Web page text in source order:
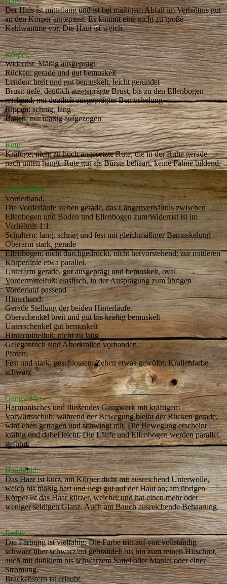
Der Hals ist mittellang und ist bei mäßigem Abfall im Verhältnis gut
an den Körper angepasst. Es kommt eine nicht zu große
Kehlwamme vor. Die Haut ist weich.
Körper:
Widerrist: Mäßig ausgeprägt
Rücken: gerade und gut bemuskelt
Lenden: breit und gut bemuskelt, leicht gerundet
Brust: tiefe, deutlich ausgeprägte Brust, bis zu den Ellenbogen
reichend, mit deutlich ausgeprägter Bemuskelung
Rippen: schräg, lang
Bauch: nur mäßig aufgezogen
Rute:
Kräftige, nicht zu hoch angesetzte Rute, die in der Ruhe gerade
nach unten hängt. Rute gut als Bürste behaart, keine Fahne bildend.
Gliedmaßen:
Vorderhand:
Die Vorderläufe stehen gerade, das Längenverhältnis zwischen
Ellenbogen und Boden und Ellenbogen zum Widerrist ist im
Verhältnis 1:1.
Schultern: lang, schräg und fest mit gleichmäßiger Bemuskelung
Oberarm stark, gerade
Ellenbogen: nicht durchgedrückt, nicht hervorstehend; zur mittleren
Körperlinie etwa parallel.
Unterarm gerade, gut ausgeprägt und bemuskelt, oval
Vordermittelfuß: elastisch, in der Ausprägung zum übrigen
Vorderlauf passend
Hinterhand:
Gerade Stellung der beiden Hinterläufe.
Oberschenkel breit und gut bis kräftig bemuskelt
Unterschenkel gut bemuskelt
Hintermittelfuß: nicht zu lang
Gelegentlich sind Afterkrallen vorhanden
Pfoten:
Fest und stark, geschlossen, Zehen etwas gewölbt, Krallenfarbe
schwarz
Gangwerk:
Harmonisches und fließendes Gangwerk mit kräftigem
Vorwärtsschub; während der Bewegung bleibt der Rücken gerade,
wird eben getragen und schwingt mit. Die Bewegung erscheint
kräftig und dabei leicht. Die Läufe und Ellenbogen werden parallel
geführt.
Haarkleid:
Das Haar ist kurz, am Körper dicht mit ausreichend Unterwolle,
weich bis mäßig hart und liegt gut auf der Haut an; am übrigen
Körper ist das Haar kürzer, weicher und hat einen mehr oder
weniger seidigen Glanz. Auch am Bauch ausreichende Behaarung.
Farbe:
Die Färbung ist vielfältig; Die Farbe tritt auf von vollständig
schwarz über schwarz/rot gebrandelt bis hin zum reinen Hirschrot,
auch mit dunklem bis schwarzem Sattel oder Mantel oder einer
Stromung.
Brackenstern ist erlaubt.